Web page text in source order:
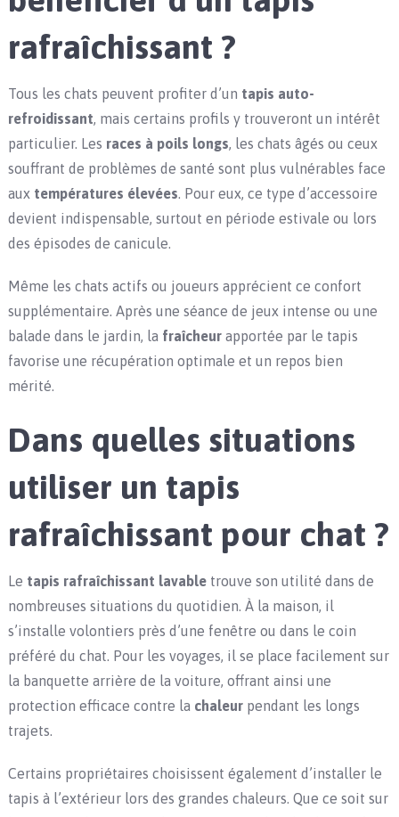
rafraîchissant ?
Tous les chats peuvent profiter d’un tapis auto-
refroidissant, mais certains profils y trouveront un intérêt
particulier. Les races à poils longs, les chats âgés ou ceux
souffrant de problèmes de santé sont plus vulnérables face
aux températures élevées. Pour eux, ce type d’accessoire
devient indispensable, surtout en période estivale ou lors
des épisodes de canicule.
Même les chats actifs ou joueurs apprécient ce confort
supplémentaire. Après une séance de jeux intense ou une
balade dans le jardin, la fraîcheurapportée par le tapis
favorise une récupération optimale et un repos bien
mérité.
Dans quelles situations
utiliser un tapis
rafraîchissant pour chat ?
Le tapis rafraîchissant lavabletrouve son utilité dans de
nombreuses situations du quotidien. À la maison, il
s’installe volontiers près d’une fenêtre ou dans le coin
préféré du chat. Pour les voyages, il se place facilement sur
la banquette arrière de la voiture, offrant ainsi une
protection efficace contre la chaleurpendant les longs
trajets.
Certains propriétaires choisissent également d’installer le
tapis à l’extérieur lors des grandes chaleurs. Que ce soit sur